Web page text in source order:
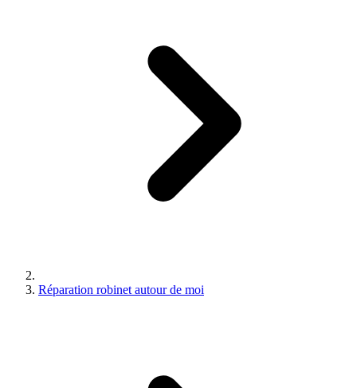
Réparation robinet autour de moi